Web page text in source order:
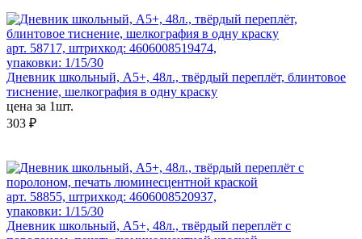
арт. 58717, штрихкод: 4606008519474,
упаковки: 1/15/30
Дневник школьный, А5+, 48л., твёрдый переплёт, блинтовое
тиснение, шелкография в одну краску
цена за 1шт.
303 ₽
арт. 58855, штрихкод: 4606008520937,
упаковки: 1/15/30
Дневник школьный, А5+, 48л., твёрдый переплёт с